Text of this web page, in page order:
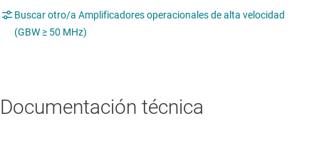
Buscar otro/a Amplificadores operacionales de alta velocidad
(GBW ≥ 50 MHz)
Documentación técnica